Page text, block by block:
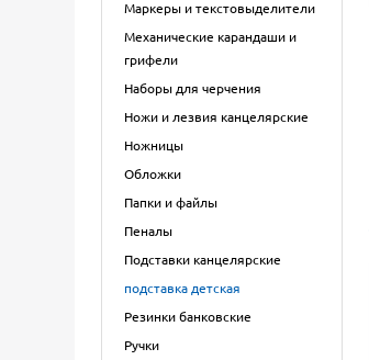
Маркеры и текстовыделители
Механические карандаши и
грифели
Наборы для черчения
Ножи и лезвия канцелярские
Ножницы
Обложки
Папки и файлы
Пеналы
Подставки канцелярские
подставка детская
Резинки банковские
Ручки